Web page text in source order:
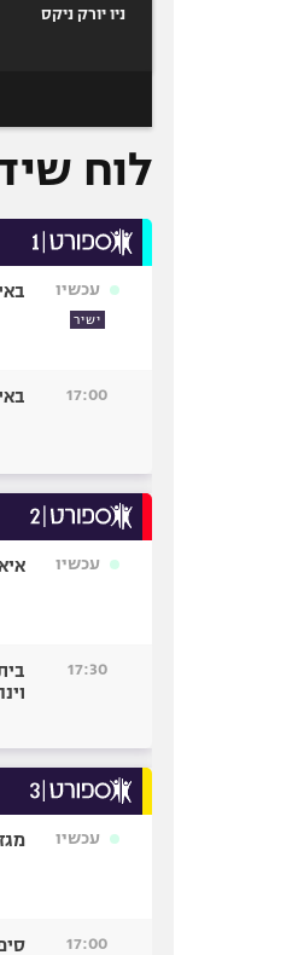
ניו יורק ניקס
לוח
עכשיו
ישיר
17:00
עכשיו
17:30
עכשיו
17:00